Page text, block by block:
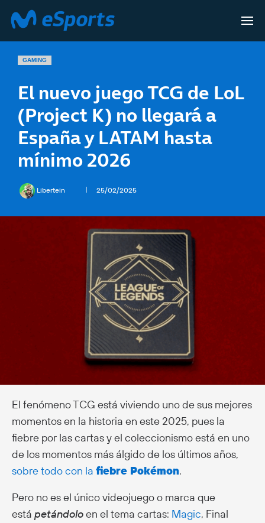
GAMING
El nuevo juego TCG de LoL
(Project K) no llegará a
España y LATAM hasta
mínimo 2026
Libertein 25/02/2025
El fenómeno TCG está viviendo uno de sus mejores
momentos en la historia en este 2025, pues la
fiebre por las cartas y el coleccionismo está en uno
de los momentos más álgido de los últimos años,
sobre todo con la fiebre Pokémon.
Pero no es el único videojuego o marca que
está petándoloen el tema cartas: Magic, Final